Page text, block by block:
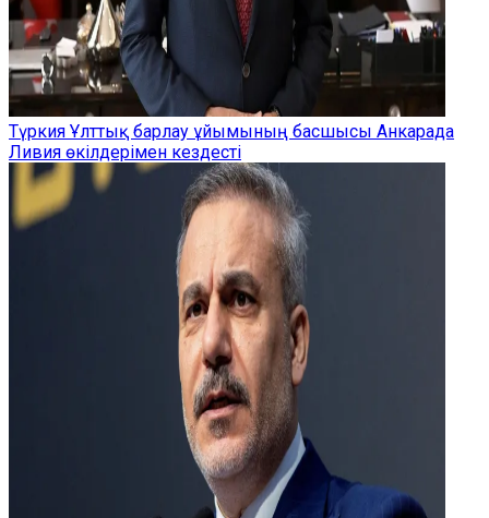
Түркия Ұлттық барлау ұйымының басшысы Анкарада
Ливия өкілдерімен кездесті